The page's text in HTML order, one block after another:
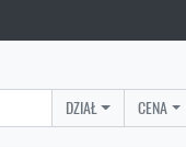
DZIAŁ CENA